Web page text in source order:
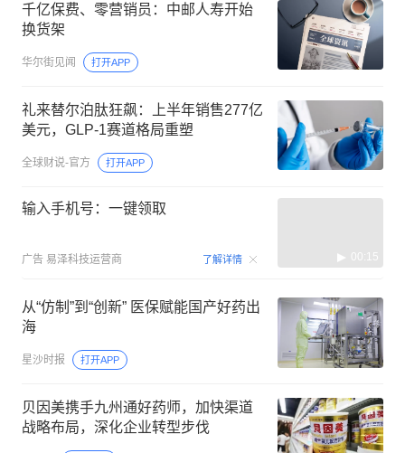
千亿保费、零营销员：中邮人寿开始
换货架
华尔街见闻 打开APP
礼来替尔泊肽狂飙：上半年销售277亿
美元，GLP-1赛道格局重塑
全球财说-官方 打开APP
输入手机号：一键领取
广告 易泽科技运营商 了解详情 00:15
从“仿制”到“创新” 医保赋能国产好药出
海
星沙时报 打开APP
贝因美携手九州通好药师，加快渠道
战略布局，深化企业转型步伐